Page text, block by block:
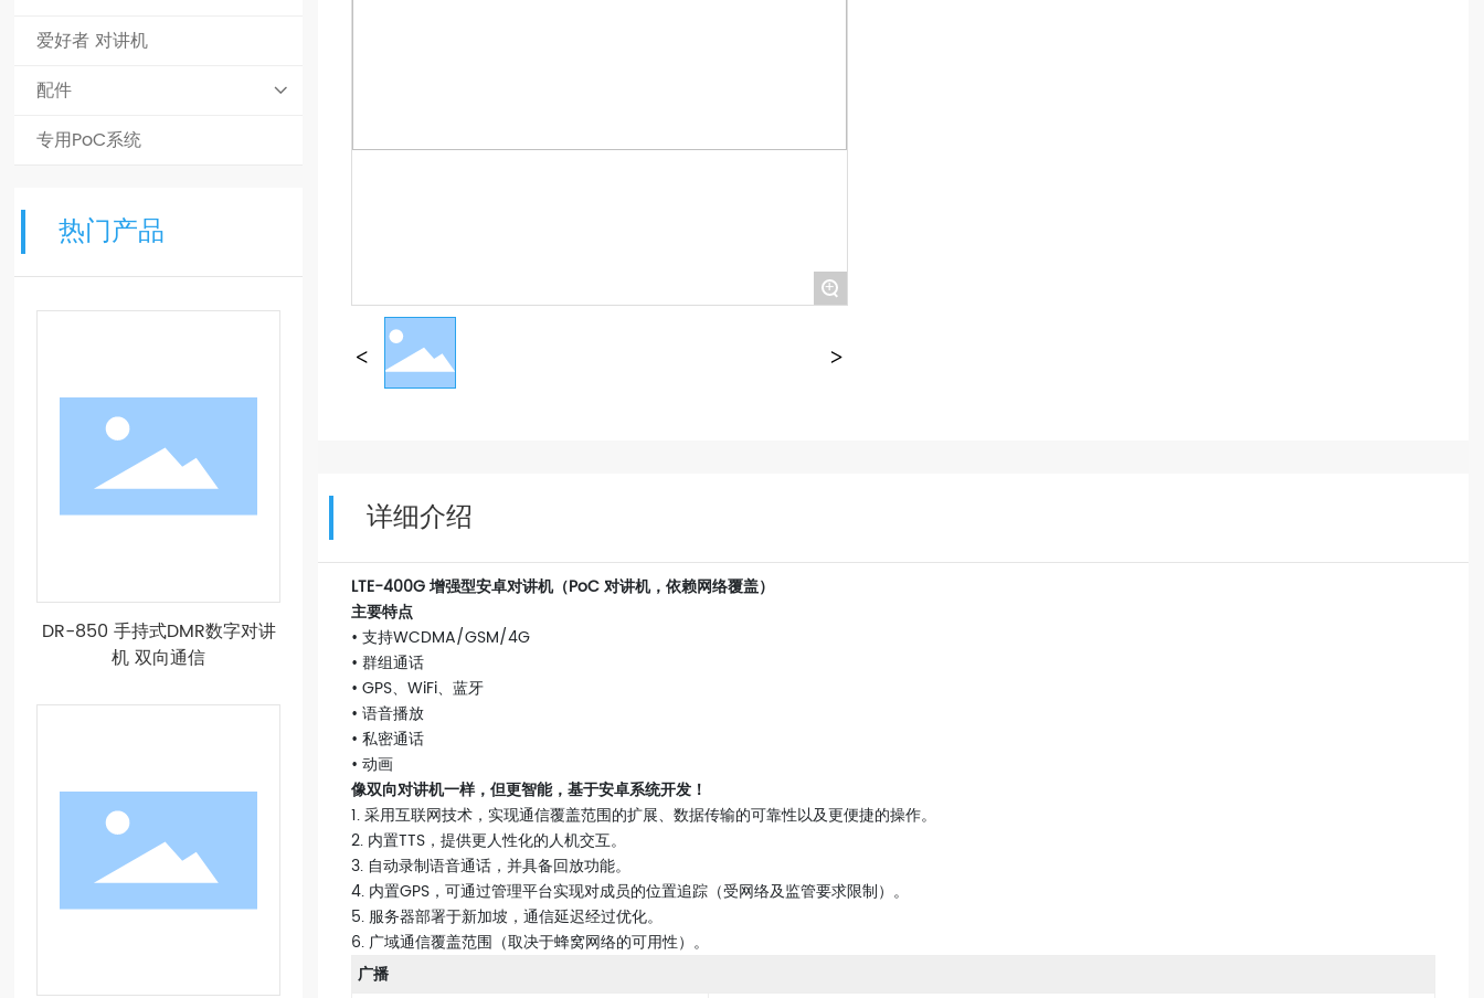
爱好者 对讲机
配件
专用PoC系统
热门产品
DR-850 手持式DMR数字对讲
机 双向通信
+
详细介绍
LTE-400G 增强型安卓对讲机（PoC 对讲机，依赖网络覆盖）
主要特点
• 支持WCDMA/GSM/4G
• 群组通话
• GPS、WiFi、蓝牙
• 语音播放
• 私密通话
• 动画
像双向对讲机一样，但更智能，基于安卓系统开发！
1. 采用互联网技术，实现通信覆盖范围的扩展、数据传输的可靠性以及更便捷的操作。
2. 内置TTS，提供更人性化的人机交互。
3. 自动录制语音通话，并具备回放功能。
4. 内置GPS，可通过管理平台实现对成员的位置追踪（受网络及监管要求限制）。
5. 服务器部署于新加坡，通信延迟经过优化。
6. 广域通信覆盖范围（取决于蜂窝网络的可用性）。
广播